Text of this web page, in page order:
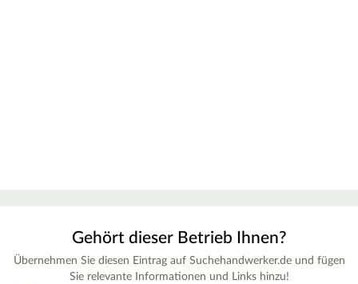
Gehört dieser Betrieb Ihnen?
Übernehmen Sie diesen Eintrag auf Suchehandwerker.de und fügen
Sie relevante Informationen und Links hinzu!